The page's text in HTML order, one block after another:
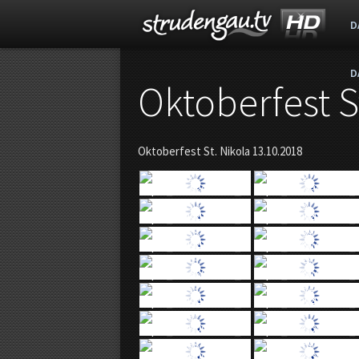
s
t
r
u
d
e
n
Oktoberfest
Oktoberfest St. Nikola 13.10.2018